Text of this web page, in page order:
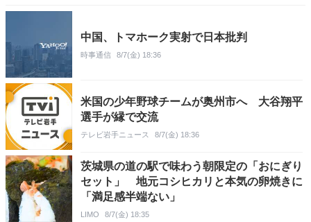
中国、トマホーク実射で日本批判
時事通信 8/7(金) 18:36
米国の少年野球チームが奥州市へ 大谷翔平
選手が縁で交流
テレビ岩手ニュース 8/7(金) 18:36
茨城県の道の駅で味わう朝限定の「おにぎり
セット」 地元コシヒカリと本気の卵焼きに
「満足感半端ない」
LIMO 8/7(金) 18:35